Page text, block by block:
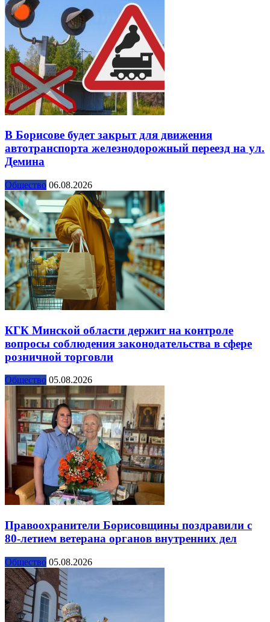
В Борисове будет закрыт для движения
автотранспорта железнодорожный переезд на ул.
Демина
Общество 06.08.2026
КГК Минской области держит на контроле
вопросы соблюдения законодательства в сфере
розничной торговли
Общество 05.08.2026
Правоохранители Борисовщины поздравили с
80-летием ветерана органов внутренних дел
Общество 05.08.2026